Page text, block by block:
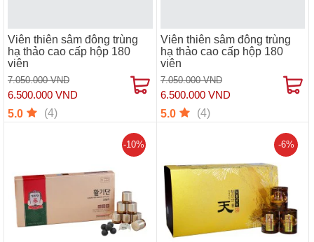
Viên thiên sâm đông trùng
hạ thảo cao cấp hộp 180
viên
7.050.000 VND
6.500.000 VND
5.0 (4)
Viên thiên sâm đông trùng
hạ thảo cao cấp hộp 180
viên
7.050.000 VND
6.500.000 VND
5.0 (4)
-10% -6%